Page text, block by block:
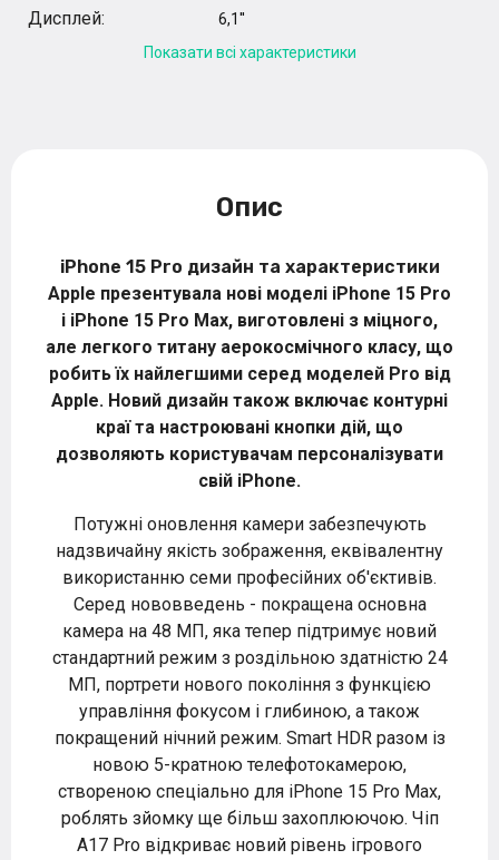
Дисплей:
6,1''
Показати всі характеристики
Опис
iPhone 15 Pro дизайн та характеристики
Apple презентувала нові моделі iPhone 15 Pro
і iPhone 15 Pro Max, виготовлені з міцного,
але легкого титану аерокосмічного класу, що
робить їх найлегшими серед моделей Pro від
Apple. Новий дизайн також включає контурні
краї та настроювані кнопки дій, що
дозволяють користувачам персоналізувати
свій iPhone.
Потужні оновлення камери забезпечують
надзвичайну якість зображення, еквівалентну
використанню семи професійних об'єктивів.
Серед нововведень - покращена основна
камера на 48 МП, яка тепер підтримує новий
стандартний режим з роздільною здатністю 24
МП, портрети нового покоління з функцією
управління фокусом і глибиною, а також
покращений нічний режим. Smart HDR разом із
новою 5-кратною телефотокамерою,
створеною спеціально для iPhone 15 Pro Max,
роблять зйомку ще більш захоплюючою. Чіп
A17 Pro відкриває новий рівень ігрового